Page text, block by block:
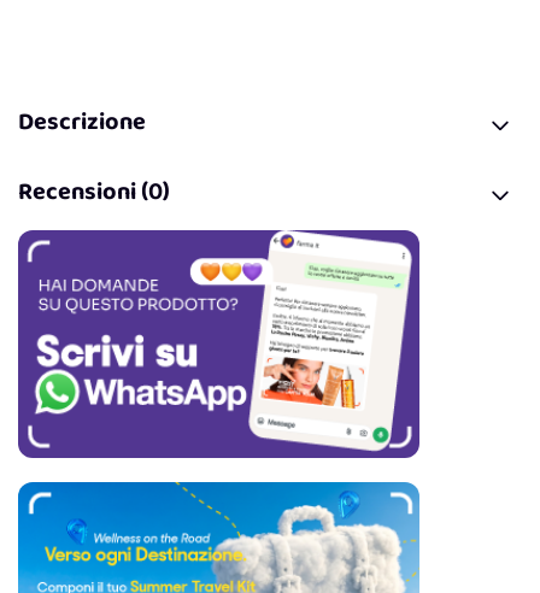
Descrizione
Recensioni (0)